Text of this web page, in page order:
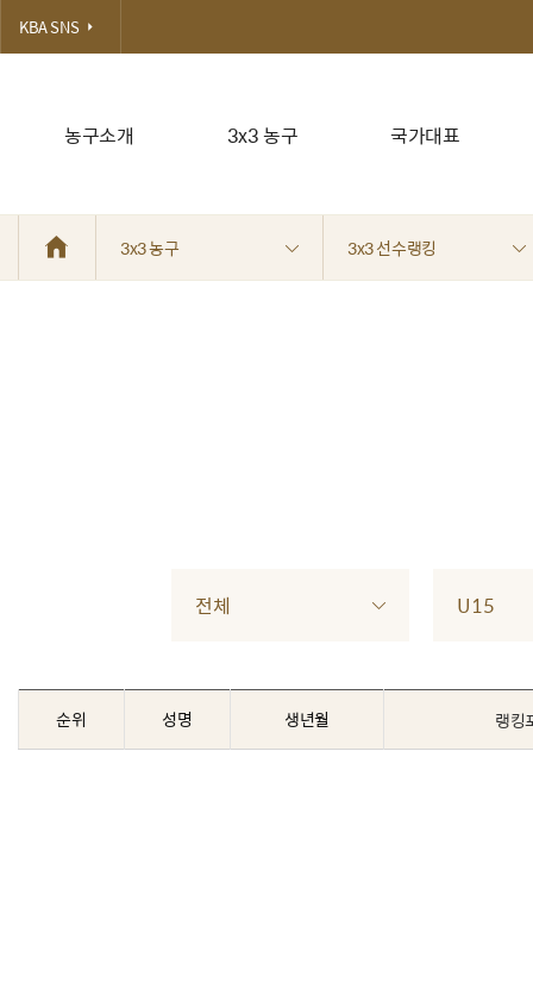
농구소개 3x3 농구 국가대표
KBA SNS
3x3 농구 3x3 선수랭킹
전체 U15
순위 성명 생년월 랭킹